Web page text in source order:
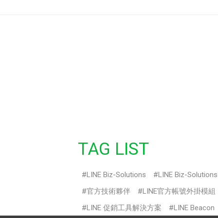
TAG LIST
LINE Biz-Solutions
LINE Biz-
官方技術夥伴
LINE官方帳號外掛模組
LINE 促銷工具解決方案
LINE Beacon